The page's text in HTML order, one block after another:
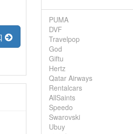
PUMA
DVF
Travelpop
God
Giftu
Hertz
Qatar Airways
Rentalcars
AllSaints
Speedo
Swarovski
Ubuy